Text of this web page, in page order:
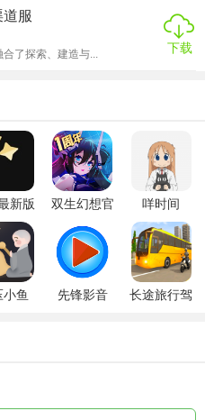
有限，优先学习能提高生命
，墙上的涂鸦、散落的物品
交谈，他们可能会提供关键
利用环境进行躲避或利用技
度，以防意外发生。
解谜、探索未知世界的玩
剧情以及丰富的游戏功能，
。无论是独自探索还是与朋
服
了探索、建造与...
下载
新版
双生幻想官
咩时间
小鱼
先锋影音
长途旅行驾